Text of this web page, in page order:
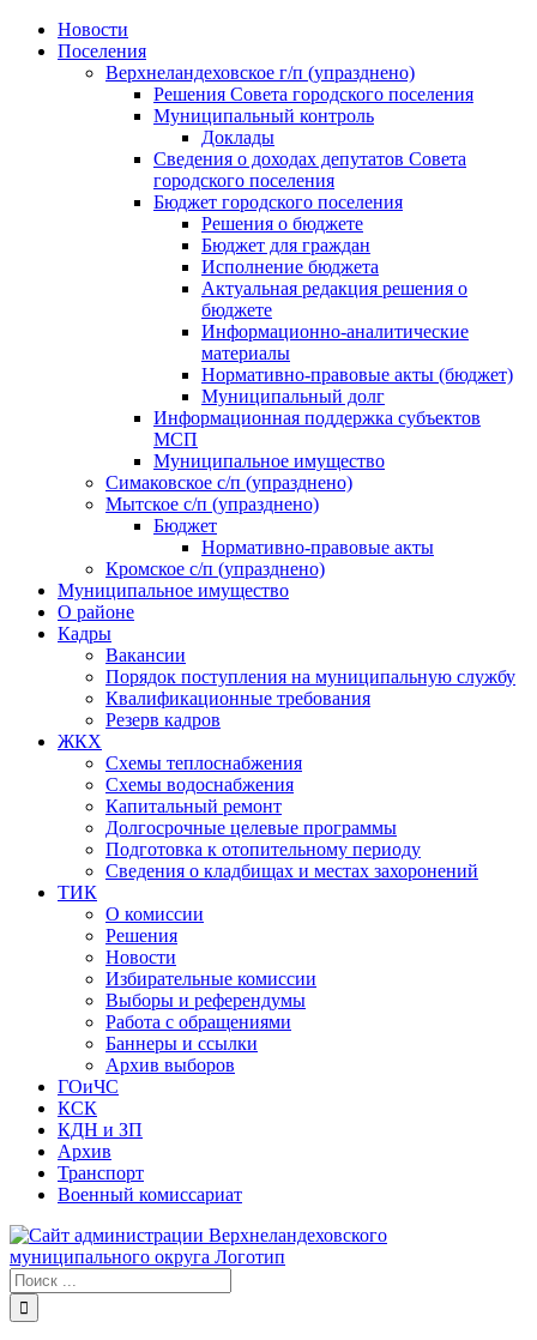
Skip
Новости
Поселения
Верхнеландеховское г/п (упразднено)
Решения Совета городского поселения
Муниципальный контроль
Доклады
Сведения о доходах депутатов Совета
городского поселения
Бюджет городского поселения
Решения о бюджете
Бюджет для граждан
Исполнение бюджета
Актуальная редакция решения о
бюджете
Информационно-аналитические
материалы
Нормативно-правовые акты (бюджет)
Муниципальный долг
Информационная поддержка субъектов
МСП
Муниципальное имущество
Симаковское с/п (упразднено)
Мытское с/п (упразднено)
Бюджет
Нормативно-правовые акты
Кромское с/п (упразднено)
Муниципальное имущество
О районе
Кадры
Вакансии
Порядок поступления на муниципальную службу
Квалификационные требования
Резерв кадров
ЖКХ
Схемы теплоснабжения
Схемы водоснабжения
Капитальный ремонт
Долгосрочные целевые программы
Подготовка к отопительному периоду
Сведения о кладбищах и местах захоронений
ТИК
О комиссии
Решения
Новости
Избирательные комиссии
Выборы и референдумы
Работа с обращениями
Баннеры и ссылки
Архив выборов
ГОиЧС
КСК
КДН и ЗП
Архив
Транспорт
Военный комиссариат
Результат
поиска: